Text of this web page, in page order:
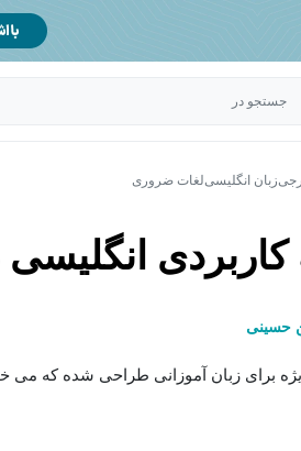
جستجو در
زبان انگلیسیلغات ضروری
حسینی
برای زبان آموزانی طراحی شده که می